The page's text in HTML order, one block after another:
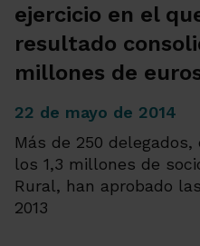
ejercicio en el
resultado
millones de
22 de mayo de 2014
Más de 250
los 1,3 millones de
Rural, han aprobado
2013